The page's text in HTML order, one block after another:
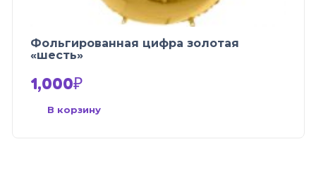
Фольгированная цифра золотая
«шесть»
1,000₽
В корзину